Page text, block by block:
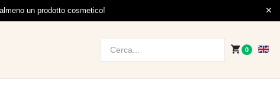
un prodotto cosmetico!
0